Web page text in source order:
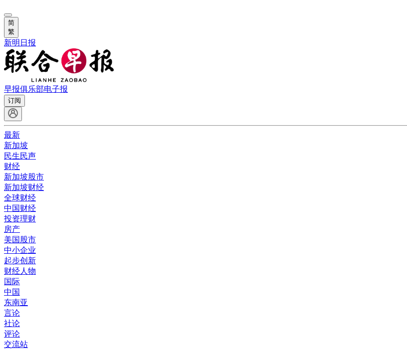
简
繁
新明日报
早报俱乐部电子报
订阅
最新
新加坡
民生民声
财经
新加坡股市
新加坡财经
全球财经
中国财经
投资理财
房产
美国股市
中小企业
起步创新
财经人物
国际
中国
东南亚
言论
社论
评论
交流站